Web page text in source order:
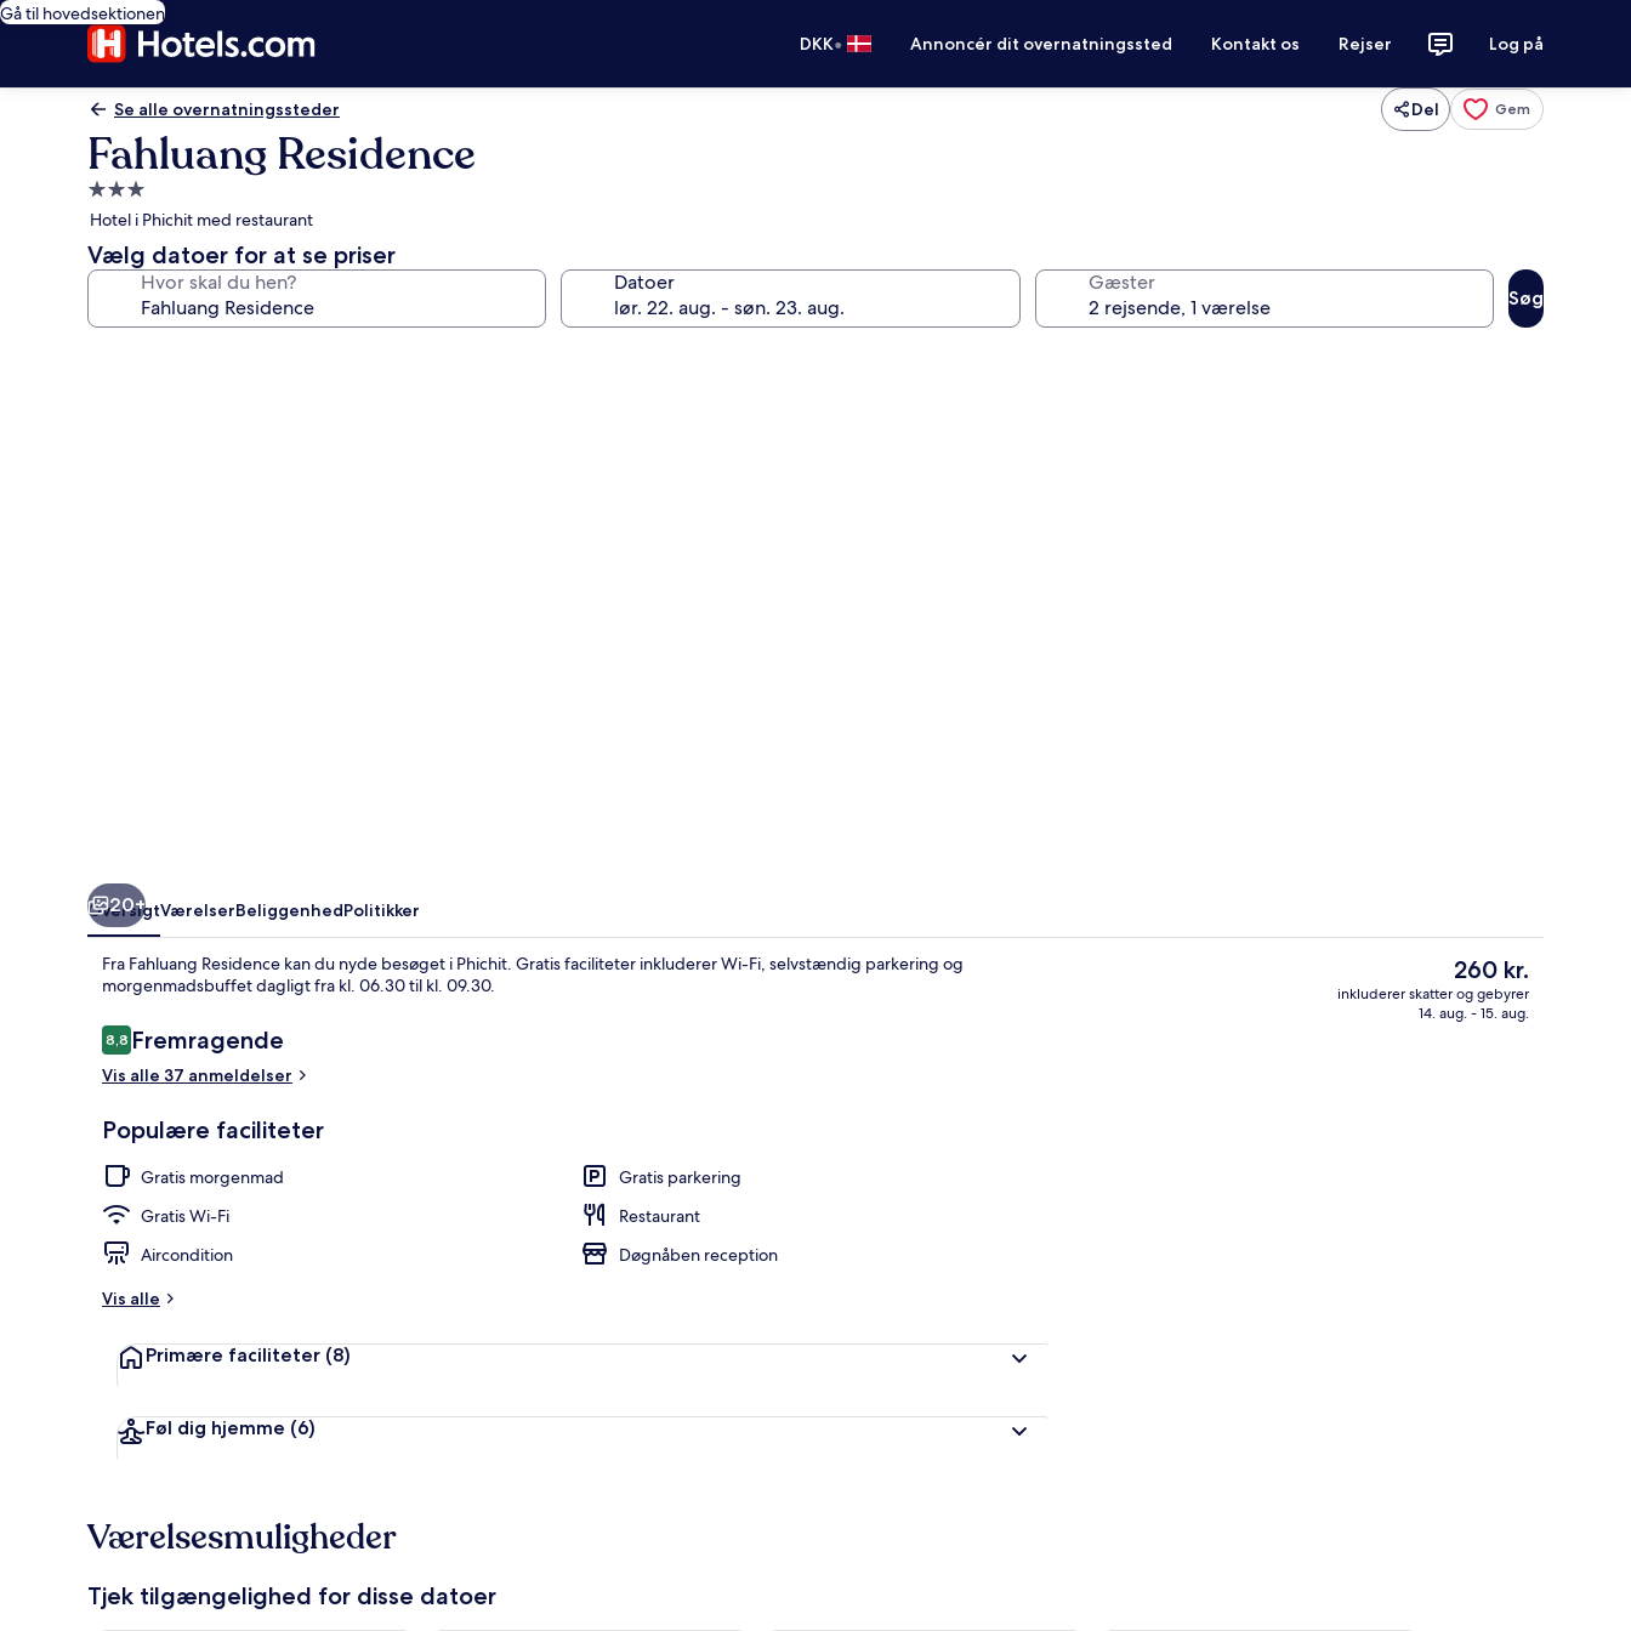
Gå til hovedsektionen
DKK• Annoncér dit overnatningssted Kontakt os Rejser Log på
Se alle overnatningssteder Del Gem
Fahluang Residence
3.0-
stjernet
overnatningssted
Hotel i Phichit med restaurant
Vælg datoer for at se priser
Hvor skal du hen? Datoer Gæster
Søg
Fahmaii Deluxe Room | Skrivebord, ekstra senge (tillægsgebyr), gratis Wi-Fi, sengetøj
Udendørsområde
20+
OversigtVærelserBeliggenhedPolitikker
Fra Fahluang Residence kan du nyde besøget i Phichit. Gratis faciliteter inkluderer Wi-Fi, selvstændig parkering og
morgenmadsbuffet dagligt fra kl. 06.30 til kl. 09.30.
Anmeldelser
8,88,8 ud af 10.
Fremragende
Vis alle 37 anmeldelser
Populære faciliteter
Gratis morgenmad
Gratis parkering
Gratis Wi-Fi
Restaurant
Aircondition
Døgnåben reception
Vis alle
Primære faciliteter (8)
Føl dig hjemme (6)
Den
nuværende
pris
260 kr.
inkluderer skatter og gebyrer
14. aug. - 15. aug.
Værelsesmuligheder
Tjek tilgængelighed for disse datoer